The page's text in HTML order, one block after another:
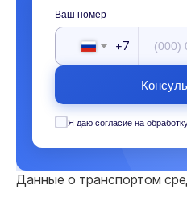
Ваш номер
+7
Я даю согласие на
Данные о транспортом